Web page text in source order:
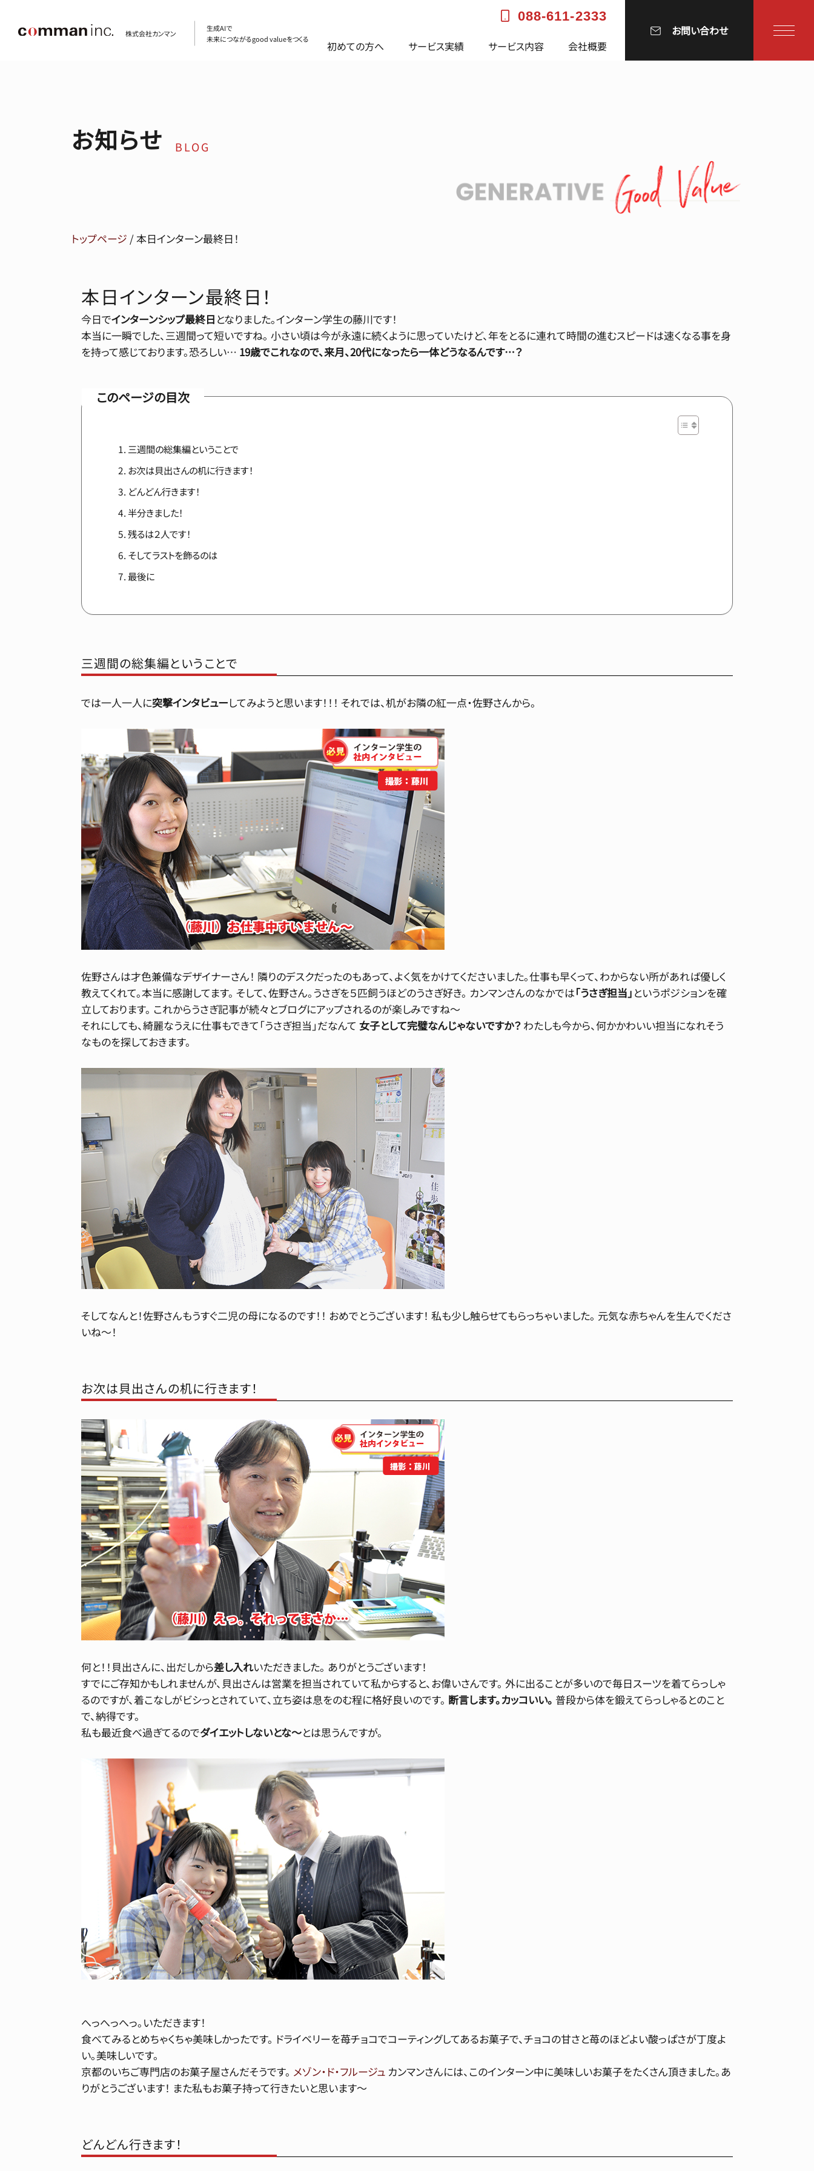
株式会社カンマン
生成AIで
未来につながるgood valueをつくる
088-611-2333
初めての方へ サービス実績 サービス内容 会社概要
お問い合わせ
お知らせ BLOG
トップページ /本日インターン最終日！
本日インターン最終日！
今日でインターンシップ最終日 となりました。インターン学生の藤川です！
本当に一瞬でした、三週間って短いですね。 小さい頃は今が永遠に続くように思っていたけど、年をとるに連れて時間の進むスピードは速くなる事を身
を持って感じております。恐ろしい… 19歳でこれなので、来月、20代になったら一体どうなるんです…？
このページの目次
三週間の総集編ということで
お次は貝出さんの机に行きます！
どんどん行きます！
半分きました！
残るは２人です！
そしてラストを飾るのは
最後に
三週間の総集編ということで
では一人一人に突撃インタビューしてみようと思います！！！ それでは、机がお隣の紅一点・佐野さんから。
佐野さんは才色兼備なデザイナーさん！ 隣りのデスクだったのもあって、よく気をかけてくださいました。仕事も早くって、わからない所があれば優しく
教えてくれて。本当に感謝してます。 そして、佐野さん。うさぎを５匹飼うほどのうさぎ好き。 カンマンさんのなかでは「うさぎ担当」 というポジションを確
立しております。 これからうさぎ記事が続々とブログにアップされるのが楽しみですね～
それにしても、綺麗なうえに仕事もできて「うさぎ担当」だなんて 女子として完璧なんじゃないですか？ わたしも今から、何かかわいい担当になれそう
なものを探しておきます。
そしてなんと！佐野さんもうすぐ二児の母になるのです！！ おめでとうございます！ 私も少し触らせてもらっちゃいました。 元気な赤ちゃんを生んでくださ
いね～！
お次は貝出さんの机に行きます！
何と！！貝出さんに、出だしから差し入れいただきました。 ありがとうございます！
すでにご存知かもしれませんが、貝出さんは営業を担当されていて私からすると、お偉いさんです。 外に出ることが多いので毎日スーツを着てらっしゃ
るのですが、着こなしがビシっとされていて、立ち姿は息をのむ程に格好良いのです。 断言します。カッコいい。 普段から体を鍛えてらっしゃるとのこと
で、納得です。
私も最近食べ過ぎてるのでダイエットしないとな〜とは思うんですが。
へっへっへっ。いただきます！
食べてみるとめちゃくちゃ美味しかったです。 ドライベリーを苺チョコでコーティングしてあるお菓子で、チョコの甘さと苺のほどよい酸っぱさが丁度よ
い。美味しいです。
京都のいちご専門店のお菓子屋さんだそうです。 メゾン・ド・フルージュ カンマンさんには、このインターン中に美味しいお菓子をたくさん頂きました。あ
りがとうございます！ また私もお菓子持って行きたいと思います〜
どんどん行きます！